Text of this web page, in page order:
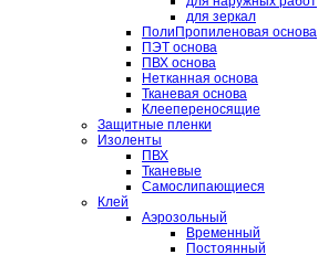
для зеркал
ПолиПропиленовая основа
ПЭТ основа
ПВХ основа
Нетканная основа
Тканевая основа
Клеепереносящие
Защитные пленки
Изоленты
ПВХ
Тканевые
Самослипающиеся
Клей
Аэрозольный
Временный
Постоянный